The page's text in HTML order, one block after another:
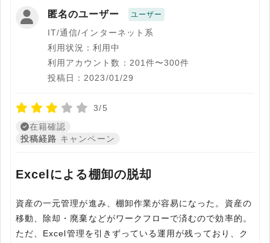
匿名のユーザー ユーザー
IT/通信/インターネット系
利用状況：利用中
利用アカウント数：201件〜300件
投稿日：2023/01/29
3/5
在籍確認
投稿経路 キャンペーン
Excelによる棚卸の脱却
資産の一元管理が進み、棚卸作業が容易になった。資産の
移動、除却・廃棄などがワークフローで済むので効率的。
ただ、Excel管理を引きずっている運用が残っており、ク